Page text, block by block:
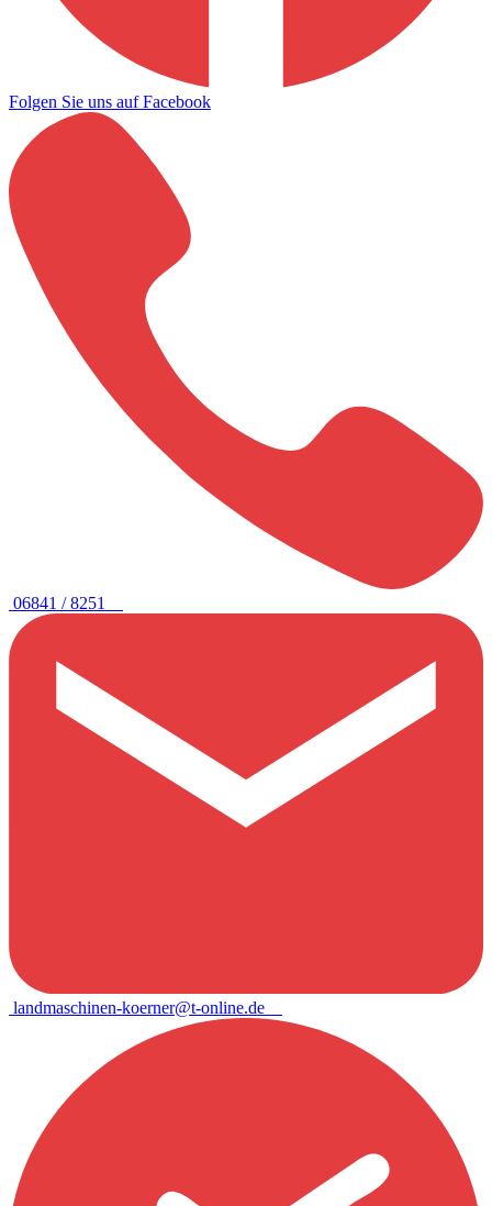
Folgen Sie uns auf Facebook
06841 / 8251
landmaschinen-koerner@t-online.de